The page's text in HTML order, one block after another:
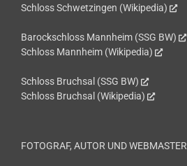
Schloss Schwetzingen (Wikipedia)
Barockschloss Mannheim (SSG BW)
Schloss Mannheim (Wikipedia)
Schloss Bruchsal (SSG BW)
Schloss Bruchsal (Wikipedia)
FOTOGRAF, AUTOR UND WEBMASTER